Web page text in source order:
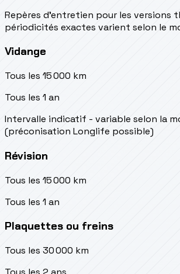
Repères d’entretien pour les versions
périodicités exactes varient selon le
Vidange
Tous les 15 000 km
Tous les 1 an
Intervalle indicatif - variable selon la
(préconisation Longlife possible)
Révision
Tous les 15 000 km
Tous les 1 an
Plaquettes ou freins
Tous les 30 000 km